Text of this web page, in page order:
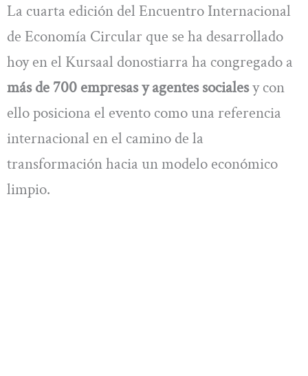
La cuarta edición del Encuentro Internacional
de Economía Circular que se ha desarrollado
hoy en el Kursaal donostiarra ha congregado a
más de 700 empresas y agentes socialesy con
ello posiciona el evento como una referencia
internacional en el camino de la
transformación hacia un modelo económico
limpio.